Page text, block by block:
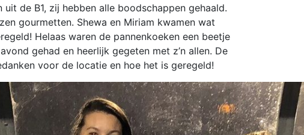
de B1, zij hebben alle boodschappen gehaald.
gourmetten. Shewa en Miriam kwamen wat
Helaas waren de pannenkoeken een beetje
gehad en heerlijk gegeten met z’n allen. De
voor de locatie en hoe het is geregeld!